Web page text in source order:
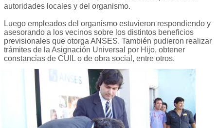
autoridades locales y del organismo.
Luego empleados del organismo estuvieron respondiendo y
asesorando a los vecinos sobre los distintos beneficios
previsionales que otorga ANSES. También pudieron realizar
trámites de la Asignación Universal por Hijo, obtener
constancias de CUIL o de obra social, entre otros.